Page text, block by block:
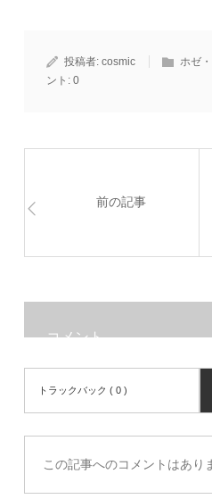
投稿者:cosmic ホゼ
ント:0
前の記事
コメント
トラックバック ( 0 )
この記事へのコメントはあり